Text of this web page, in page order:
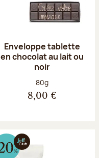
Enveloppe tablette
en chocolat au lait ou
noir
Poids net :
80g
8,00 €